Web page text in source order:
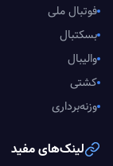
فوتبال ملی
بسکتبال
والیبال
کشتی
وزنه‌برداری
لینک‌های مفید